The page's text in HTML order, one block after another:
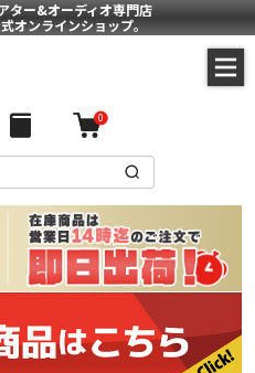
ター&オーディオ専門店
オンラインショップ。
0